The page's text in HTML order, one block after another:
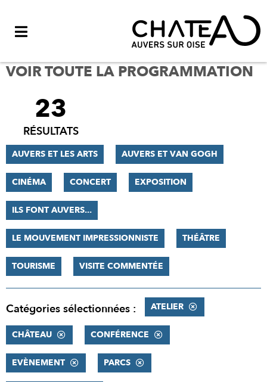
VOIR TOUTE LA PROGRAMMATION
FILTRER
RÉSULTATS
23
RÉSULTATS
AUVERS ET LES ARTS AUVERS ET VAN GOGH
CINÉMA CONCERT EXPOSITION
ILS FONT AUVERS...
LE MOUVEMENT IMPRESSIONNISTE THÉÂTRE
TOURISME VISITE COMMENTÉE
Catégories sélectionnées : ATELIER
CHÂTEAU CONFÉRENCE
EVÈNEMENT PARCS